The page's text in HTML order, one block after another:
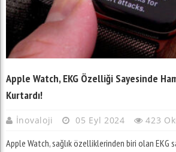
Apple Watch, EKG Özelliği Sayesinde
Kurtardı!
İnovaloji 05 Eyl 2024 423
Apple Watch, sağlık özelliklerinden biri olan EKG